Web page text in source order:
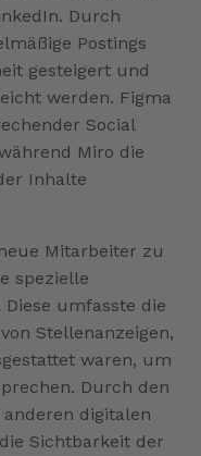
Durch
Postings
gesteigert und
werden. Figma
Social
Miro die
Inhalte
Mitarbeiter zu
spezielle
umfasste die
Stellenanzeigen,
waren, um
Durch den
anderen digitalen
Sichtbarkeit der